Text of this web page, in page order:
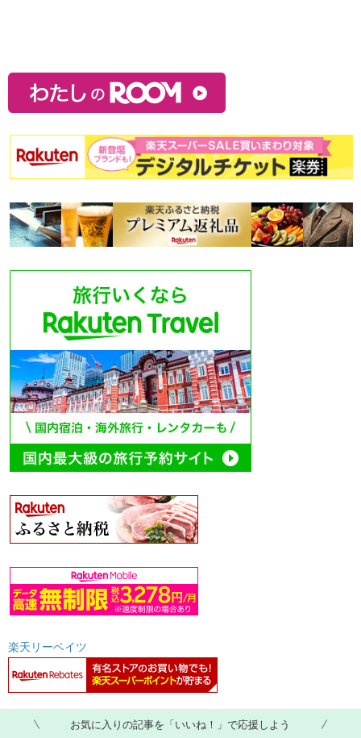
楽天リーベイツ
お気に入りの記事を「いいね！」で応援しよう